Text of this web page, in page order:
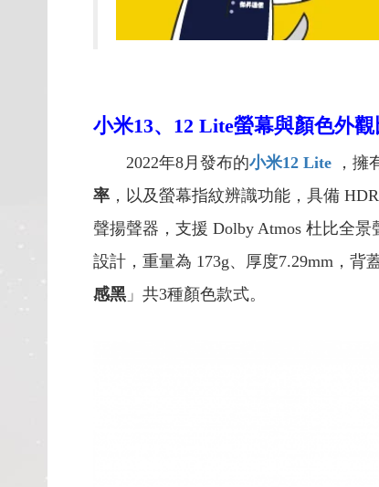
小米13、12 Lite螢幕與顏色外
2022年8月發布的小米12 Lite ，擁
率 ，以及螢幕指紋辨識功能，具備
聲揚聲器，支援 Dolby Atmos 杜比全
設計，重量為 173g、厚度7.29mm，
感黑 」共3種顏色款式。